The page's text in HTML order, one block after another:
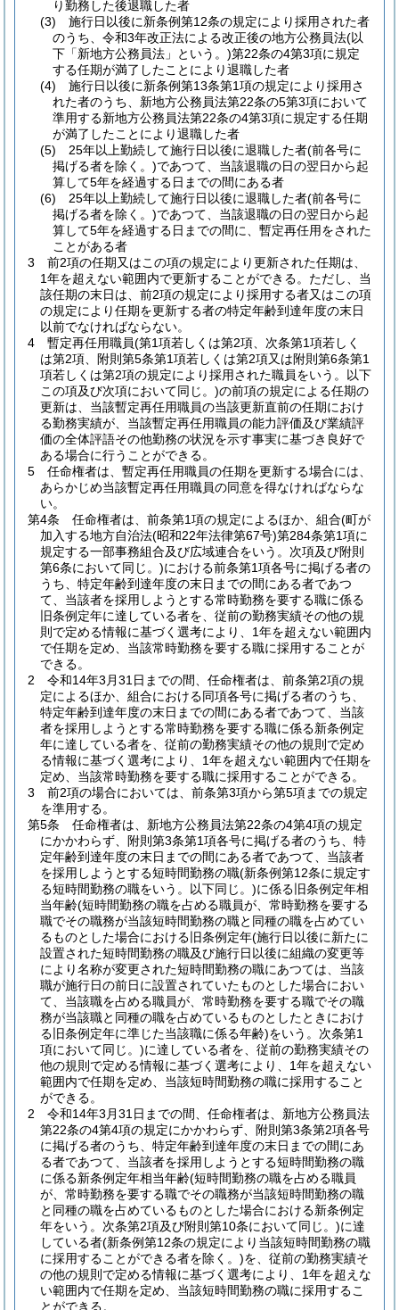
り勤務した後退職した者
(3)
施行日以後に新条例第12条の規定により採用された者
のうち、令和3年改正法による改正後の地方公務員法(以
下「新地方公務員法」という。)第22条の4第3項に規定
する任期が満了したことにより退職した者
(4)
施行日以後に新条例第13条第1項の規定により採用さ
れた者のうち、新地方公務員法第22条の5第3項において
準用する新地方公務員法第22条の4第3項に規定する任期
が満了したことにより退職した者
(5)
25年以上勤続して施行日以後に退職した者(前各号に
掲げる者を除く。)であつて、当該退職の日の翌日から起
算して5年を経過する日までの間にある者
(6)
25年以上勤続して施行日以後に退職した者(前各号に
掲げる者を除く。)であつて、当該退職の日の翌日から起
算して5年を経過する日までの間に、暫定再任用をされた
ことがある者
3
前2項の任期又はこの項の規定により更新された任期は、
1年を超えない範囲内で更新することができる。 ただし、当
該任期の末日は、前2項の規定により採用する者又はこの項
の規定により任期を更新する者の特定年齢到達年度の末日
以前でなければならない。
4
暫定再任用職員(第1項若しくは第2項、次条第1項若しく
は第2項、附則第5条第1項若しくは第2項又は附則第6条第1
項若しくは第2項の規定により採用された職員をいう。以下
この項及び次項において同じ。)の前項の規定による任期の
更新は、当該暫定再任用職員の当該更新直前の任期におけ
る勤務実績が、当該暫定再任用職員の能力評価及び業績評
価の全体評語その他勤務の状況を示す事実に基づき良好で
ある場合に行うことができる。
5
任命権者は、暫定再任用職員の任期を更新する場合には、
あらかじめ当該暫定再任用職員の同意を得なければならな
い。
第4条
任命権者は、前条第1項の規定によるほか、組合(町が
加入する地方自治法(昭和22年法律第67号)第284条第1項に
規定する一部事務組合及び広域連合をいう。次項及び附則
第6条において同じ。)における前条第1項各号に掲げる者の
うち、特定年齢到達年度の末日までの間にある者であつ
て、当該者を採用しようとする常時勤務を要する職に係る
旧条例定年に達している者を、従前の勤務実績その他の規
則で定める情報に基づく選考により、1年を超えない範囲内
で任期を定め、当該常時勤務を要する職に採用することが
できる。
2
令和14年3月31日までの間、任命権者は、前条第2項の規
定によるほか、組合における同項各号に掲げる者のうち、
特定年齢到達年度の末日までの間にある者であつて、当該
者を採用しようとする常時勤務を要する職に係る新条例定
年に達している者を、従前の勤務実績その他の規則で定め
る情報に基づく選考により、1年を超えない範囲内で任期を
定め、当該常時勤務を要する職に採用することができる。
3
前2項の場合においては、前条第3項から第5項までの規定
を準用する。
第5条
任命権者は、新地方公務員法第22条の4第4項の規定
にかかわらず、附則第3条第1項各号に掲げる者のうち、特
定年齢到達年度の末日までの間にある者であつて、当該者
を採用しようとする短時間勤務の職(新条例第12条に規定す
る短時間勤務の職をいう。以下同じ。)に係る旧条例定年相
当年齢(短時間勤務の職を占める職員が、常時勤務を要する
職でその職務が当該短時間勤務の職と同種の職を占めてい
るものとした場合における旧条例定年(施行日以後に新たに
設置された短時間勤務の職及び施行日以後に組織の変更等
により名称が変更された短時間勤務の職にあつては、当該
職が施行日の前日に設置されていたものとした場合におい
て、当該職を占める職員が、常時勤務を要する職でその職
務が当該職と同種の職を占めているものとしたときにおけ
る旧条例定年に準じた当該職に係る年齢)をいう。次条第1
項において同じ。)に達している者を、従前の勤務実績その
他の規則で定める情報に基づく選考により、1年を超えない
範囲内で任期を定め、当該短時間勤務の職に採用すること
ができる。
2
令和14年3月31日までの間、任命権者は、新地方公務員法
第22条の4第4項の規定にかかわらず、附則第3条第2項各号
に掲げる者のうち、特定年齢到達年度の末日までの間にあ
る者であつて、当該者を採用しようとする短時間勤務の職
に係る新条例定年相当年齢(短時間勤務の職を占める職員
が、常時勤務を要する職でその職務が当該短時間勤務の職
と同種の職を占めているものとした場合における新条例定
年をいう。次条第2項及び附則第10条において同じ。)に達
している者(新条例第12条の規定により当該短時間勤務の職
に採用することができる者を除く。)を、従前の勤務実績そ
の他の規則で定める情報に基づく選考により、1年を超えな
い範囲内で任期を定め、当該短時間勤務の職に採用するこ
とができる。